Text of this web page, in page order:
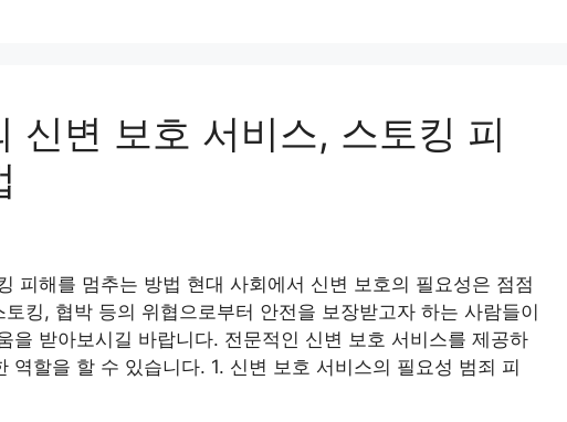
신변 보호 서비스, 스토킹 피
피해를 멈추는 방법 현대 사회에서 신변 보호의 필요성은 점점
킹, 협박 등의 위협으로부터 안전을 보장받고자 하는 사람들이
을 받아보시길 바랍니다. 전문적인 신변 보호 서비스를 제공하
역할을 할 수 있습니다. 1. 신변 보호 서비스의 필요성 범죄 피